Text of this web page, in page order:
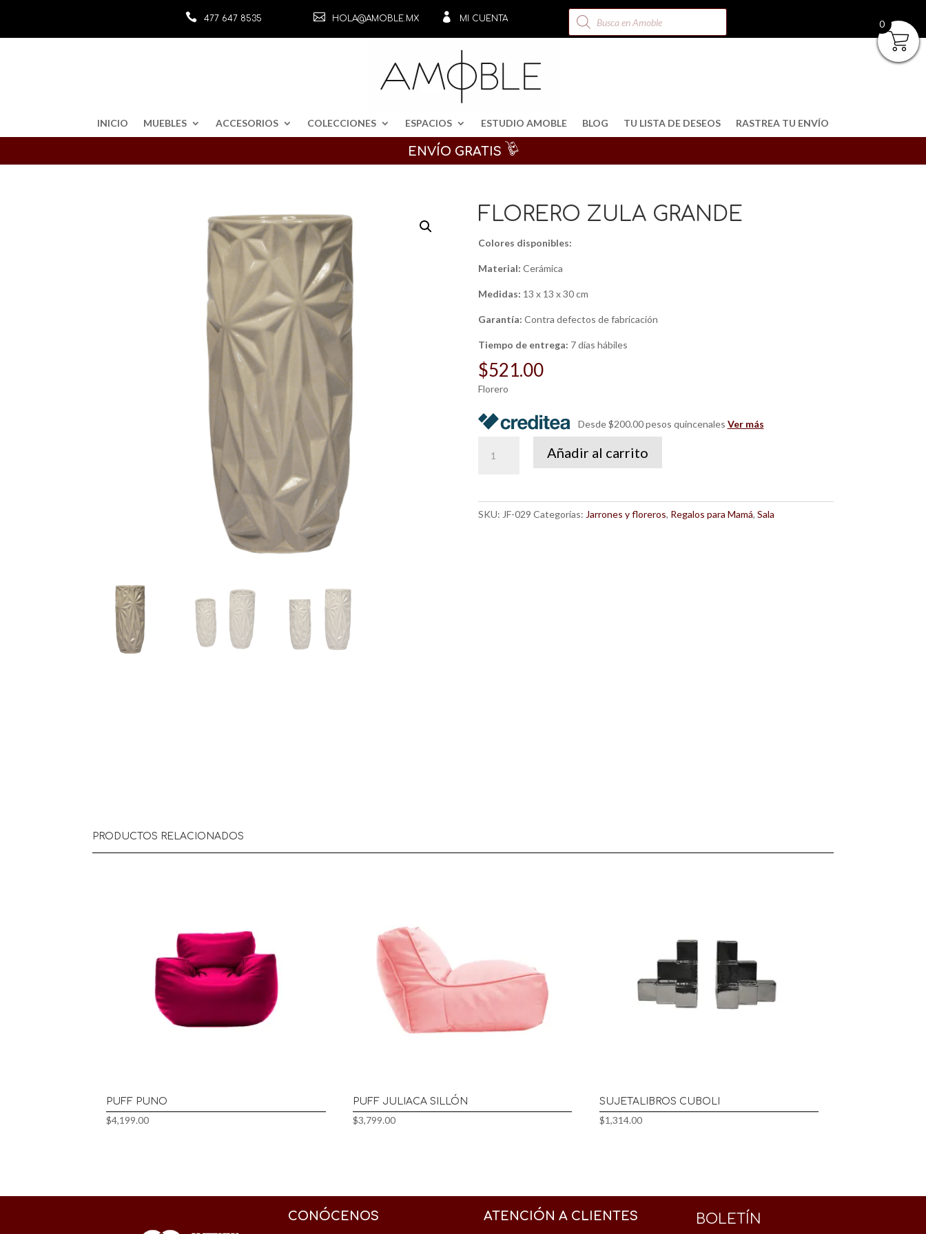
 477 647 8535  HOLA@AMOBLE.MX  MI CUENTA
Búsqueda
de
productos
INICIO MUEBLES ACCESORIOS COLECCIONES ESPACIOS ESTUDIO AMOBLE BLOG TU LISTA DE DESEOS RASTREA TU ENVÍO
ENVÍO GRATIS
FLORERO ZULA GRANDE
Colores disponibles:
Material: Cerámica
Medidas: 13 x 13 x 30 cm
Garantía: Contra defectos de fabricación
Tiempo de entrega: 7 días hábiles
$521.00
Florero
Desde $200.00 pesos quincenales Ver más
Zula
Añadir al carrito
SKU: JF-029 Categorías: Jarrones y floreros, Regalos para Mamá, Sala
PRODUCTOS RELACIONADOS
PUFF PUNO
$4,199.00
PUFF JULIACA SILLÓN
$3,799.00
SUJETALIBROS CUBOLI
$1,314.00
CONÓCENOS ATENCIÓN A CLIENTES BOLETÍN
0